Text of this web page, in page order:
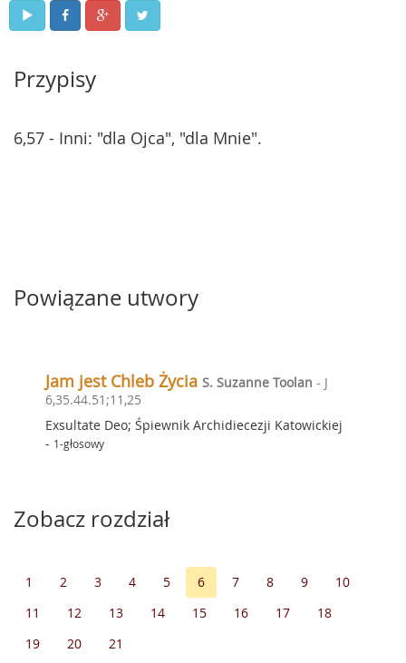
Przypisy
6,57 - Inni: "dla Ojca", "dla Mnie".
Powiązane utwory
Jam jest Chleb Życia S. Suzanne Toolan - J
6,35.44.51;11,25
Exsultate Deo; Śpiewnik Archidiecezji Katowickiej
- 1-głosowy
Zobacz rozdział
1 2 3 4 5 6 7 8 9
10
11
12 13 14 15 16 17
18
19
20 21